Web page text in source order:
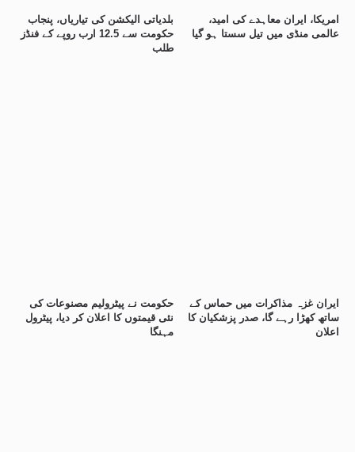
بلدیاتی الیکشن کی تیاریاں، پنجاب
حکومت سے 12.5 ارب روپے کے فنڈز
طلب
امریکا، ایران معاہدے کی امید،
عالمی منڈی میں تیل سستا ہو گیا
حکومت نے پیٹرولیم مصنوعات کی
نئی قیمتوں کا اعلان کر دیا، پیٹرول
مہنگا
ایران غزہ مذاکرات میں حماس کے
ساتھ کھڑا رہے گا، صدر پزشکیان کا
اعلان